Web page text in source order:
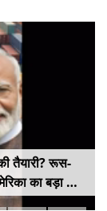
तैयारी? रूस-
का बड़ा वार,